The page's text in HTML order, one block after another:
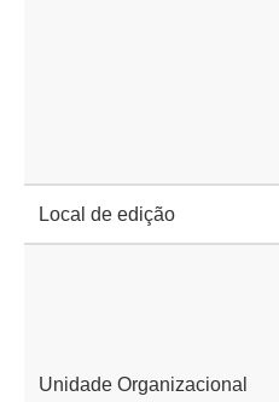
Local de edição
Unidade Organizacional